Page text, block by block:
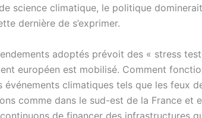
science climatique, le politique
dernière de s’exprimer.
adoptés prévoit des « stress
européen est mobilisé. Comment
événements climatiques tels que les feux
comme dans le sud-est de la France et
de financer des infrastructures